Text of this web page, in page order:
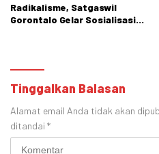
Radikalisme, Satgaswil
Gorontalo Gelar Sosialisasi
Tinggalkan Balasan
Alamat email Anda tidak akan
ditandai *